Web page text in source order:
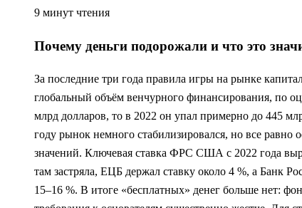
9 минут чтения
Почему деньги подорожали и что это
За последние три года правила игры на рынке
глобальный объём венчурного финансирования, по
млрд долларов, то в 2022 он упал примерно до 445
году рынок немного стабилизировался, но все равно
значений. Ключевая ставка ФРС США с 2022 года
там застряла, ЕЦБ держал ставку около 4 %, а Банк
15–16 %. В итоге «бесплатных» денег больше нет: